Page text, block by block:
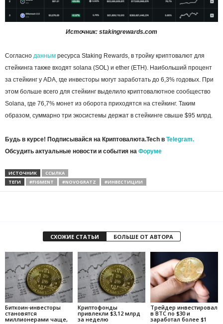
Источник: stakingrewards.com
Согласно данным ресурса Staking Rewards, в тройку криптовалют для
стейкинга также входят solana (SOL) и ether (ETH). Наибольший процент
за стейкинг у ADA, где инвесторы могут заработать до 6,3% годовых. При
этом больше всего для стейкинг выделило криптовалютное сообщество
Solana, где 76,7% монет из оборота приходятся на стейкинг. Таким
образом, суммарно три экосистемы держат в стейкинге свыше $95 млрд.
Будь в курсе! Подписывайся на Криптовалюта.Tech в Telegram.
Обсудить актуальные новости и события на Форуме
ИСТОЧНИК
ССЫЛКА
ТЕГИ
#FIGMENT #NOVOGRATZ #ИНВЕСТИЦИИ
СХОЖИЕ СТАТЬИ БОЛЬШЕ ОТ АВТОРА
Биткоин-инвесторы
становятся
миллионерами чаще,
Криптофонды
привлекли $3,12 млрд
за неделю
Трейдер инвестировал
в BTC по $30 и
заработал более $1